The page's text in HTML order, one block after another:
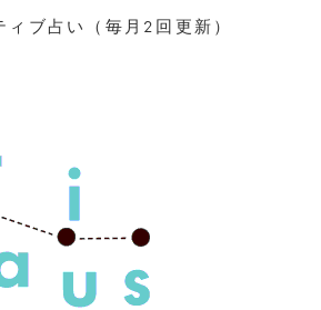
ブ占い（毎月2回更新）